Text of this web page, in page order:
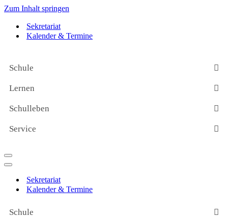
Zum Inhalt springen
Sekretariat
Kalender & Termine
Schule
Lernen
Schulleben
Service
Navigationsmenü
Navigationsmenü
Sekretariat
Kalender & Termine
Schule